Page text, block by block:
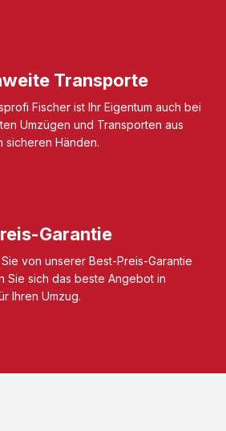
Transporte
Fischer ist Ihr Eigentum auch bei
Umzügen und Transporten aus
sicheren Händen.
Garantie
von unserer Best-Preis-Garantie
Sie sich das beste Angebot in
Ihren Umzug.